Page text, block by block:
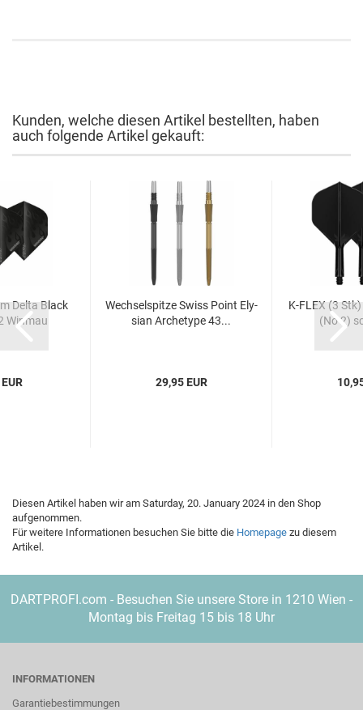
Kunden, welche diesen Artikel bestellten, haben
auch folgende Artikel gekauft:
Delta Black
Win­mau
Wech­sel­spit­ze Swiss Point Ely­
si­an Ar­che­ty­pe 43...
29,95 EUR
K-​FLEX (3
(No 2)
Diesen Artikel haben wir am Saturday, 20. January 2024 in den Shop
aufgenommen.
Für weitere Informationen besuchen Sie bitte die Homepage zu diesem
Artikel.
DARTPROFI.com - Besuchen Sie unsere Store in 1210 Wien -
Montag bis Freitag 15 bis 18 Uhr
INFORMATIONEN
Garantiebestimmungen